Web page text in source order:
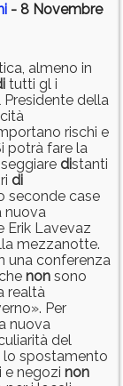
- 8 Novembre
almeno in
tutti gl i
della
rischi e
potrà fare la
distanti
di
seconde case
nuova
Erik Lavevaz
mezzanotte.
una conferenza
non sono
realtà
Per
nuova
del
lo spostamento
e negozi non